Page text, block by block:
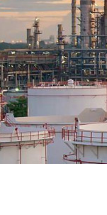
聚合氯化 ...纯碱氧